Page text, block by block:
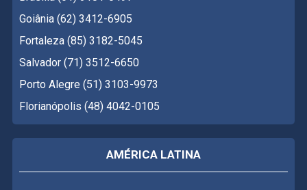
Goiânia (62) 3412-6905
Fortaleza (85) 3182-5045
Salvador (71) 3512-6650
Porto Alegre (51) 3103-9973
Florianópolis (48) 4042-0105
AMÉRICA LATINA